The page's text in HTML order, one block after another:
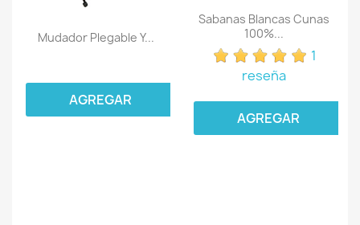
Mudador Plegable Y...
AGREGAR
Sabanas Blancas Cunas
100%...
1
reseña
AGREGAR